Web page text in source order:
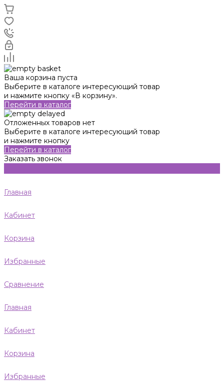
Ваша корзина пуста
Выберите в каталоге интересующий товар
и нажмите кнопку «В корзину».
Перейти в каталог
Отложенных товаров нет
Выберите в каталоге интересующий товар
и нажмите кнопку
Перейти в каталог
Заказать звонок
Главная
Кабинет
Корзина
Избранные
Сравнение
Главная
Кабинет
Корзина
Избранные